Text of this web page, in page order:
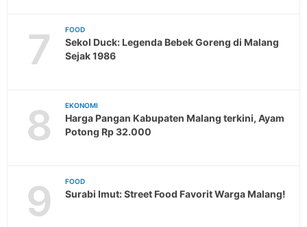
7 FOOD
Sekol Duck: Legenda Bebek Goreng di Malang
Sejak 1986
8 EKONOMI
Harga Pangan Kabupaten Malang terkini, Ayam
Potong Rp 32.000
9 FOOD
Surabi Imut: Street Food Favorit Warga Malang!